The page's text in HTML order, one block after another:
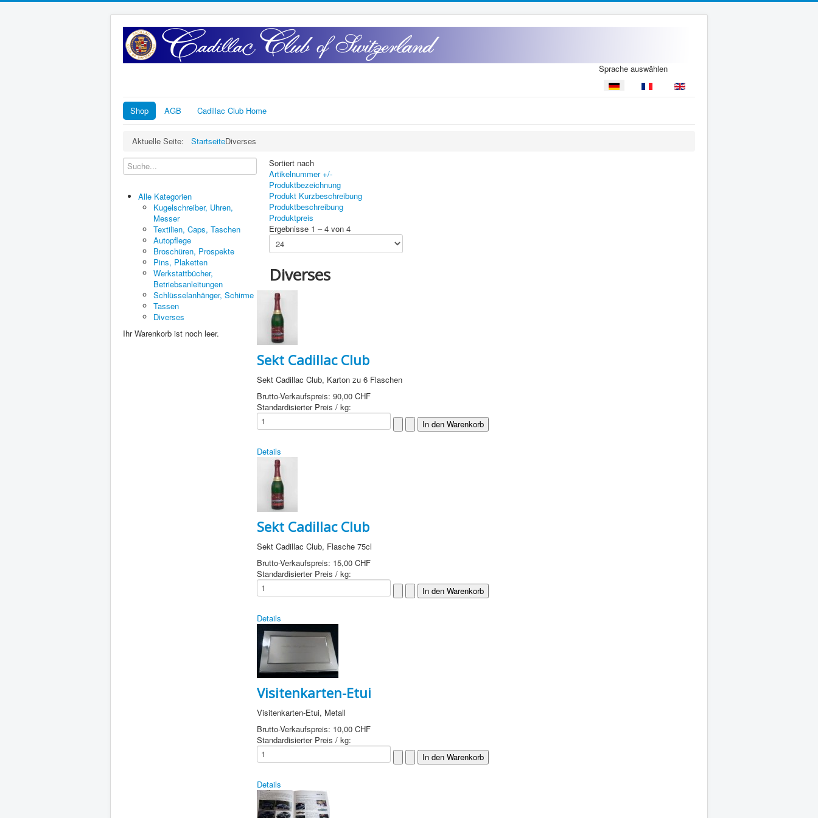
Sprache auswählen
Shop AGB Cadillac Club Home
Aktuelle Seite: StartseiteDiverses
Alle Kategorien
Kugelschreiber, Uhren,
Messer
Textilien, Caps, Taschen
Autopflege
Broschüren, Prospekte
Pins, Plaketten
Werkstattbücher,
Betriebsanleitungen
Schlüsselanhänger, Schirme
Tassen
Diverses
Ihr Warenkorb ist noch leer.
Sortiert nach
Artikelnummer +/-
Produktbezeichnung
Produkt Kurzbeschreibung
Produktbeschreibung
Produktpreis
Ergebnisse 1 – 4 von 4
Diverses
Sekt Cadillac Club
Sekt Cadillac Club, Karton zu 6 Flaschen
Brutto-Verkaufspreis: 90,00 CHF
Standardisierter Preis / kg:
Details
Sekt Cadillac Club
Sekt Cadillac Club, Flasche 75cl
Brutto-Verkaufspreis: 15,00 CHF
Standardisierter Preis / kg:
Details
Visitenkarten-Etui
Visitenkarten-Etui, Metall
Brutto-Verkaufspreis: 10,00 CHF
Standardisierter Preis / kg:
Details